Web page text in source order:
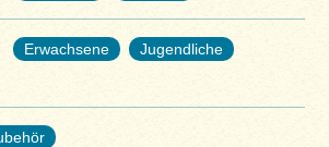
Erwachsene
Jugendliche